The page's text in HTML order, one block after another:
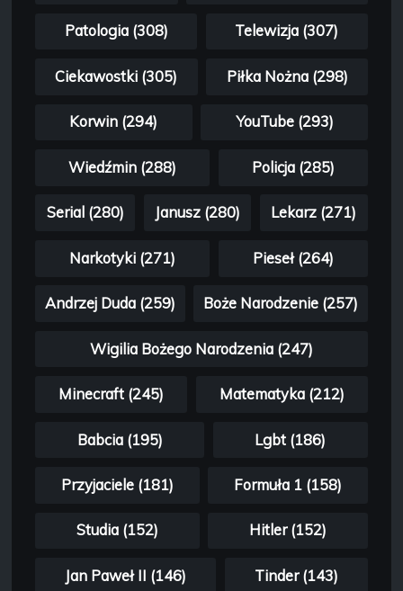
Patologia (308) Telewizja (307)
Ciekawostki (305) Piłka Nożna (298)
Korwin (294) YouTube (293)
Wiedźmin (288) Policja (285)
Serial (280) Janusz (280) Lekarz (271)
Narkotyki (271) Pieseł (264)
Andrzej Duda (259) Boże Narodzenie (257)
Wigilia Bożego Narodzenia (247)
Minecraft (245) Matematyka (212)
Babcia (195) Lgbt (186)
Przyjaciele (181) Formuła 1 (158)
Studia (152) Hitler (152)
Jan Paweł II (146) Tinder (143)